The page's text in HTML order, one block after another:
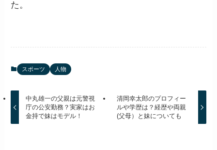
た。
スポーツ 人物
中丸雄一の父親は元警視
庁の公安勤務？実家はお
金持で妹はモデル！
清岡幸太郎のプロフィー
ルや学歴は？経歴や両親
(父母）と妹についても